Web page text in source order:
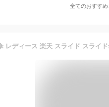
全てのおすすめ